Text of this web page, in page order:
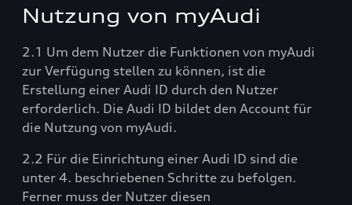
Nutzung von myAudi
2.1 Um dem Nutzer die Funktionen von myAudi
zur Verfügung stellen zu können, ist die
Erstellung einer Audi ID durch den Nutzer
erforderlich. Die Audi ID bildet den Account für
die Nutzung von myAudi.
2.2 Für die Einrichtung einer Audi ID sind die
unter 4. beschriebenen Schritte zu befolgen.
Ferner muss der Nutzer diesen